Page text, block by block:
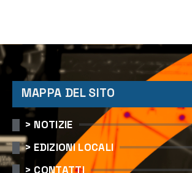
MAPPA DEL SITO
> NOTIZIE
> EDIZIONI LOCALI
> CONTATTI